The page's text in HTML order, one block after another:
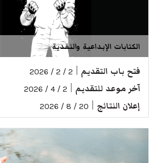
الكتابات الإبداعية والنقدية
فتح باب التقديم 2 / 2 / 2026
آخر موعد للتقديم 2 / 4 / 2026
إعلان النتائج 20 / 8 / 2026